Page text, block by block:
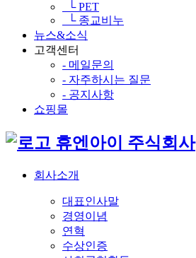
└ PET
└ 종교비누
뉴스&소식
고객센터
- 메일문의
- 자주하시는 질문
- 공지사항
쇼핑몰
휴엔아이 주식회사
회사소개
대표인사말
경영이념
연혁
수상인증